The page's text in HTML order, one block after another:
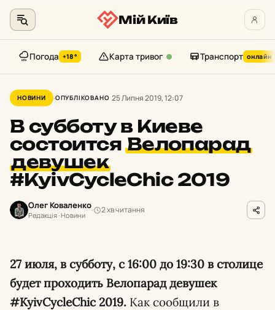
до
контенту
Мій Київ
Погода +18° Карта тривог Транспорт онлайн
НОВИНИ ОПУБЛІКОВАНО 25 Липня 2019, 12:07
В субботу в Киеве
состоитсяВелопарад
девушек
#KyivCycleChic 2019
Олег Коваленко
Редакція · Новини
2 хв читання
27 июля, в субботу, с 16:00 до 19:30 в столице
будет проходить Велопарад девушек
#KyivCycleChic 2019. Как сообщили в